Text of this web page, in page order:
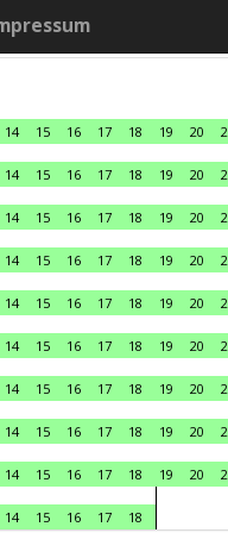
14 15 16 17 18 19 20
14 15 16 17 18 19 20
14 15 16 17 18 19 20
14 15 16 17 18 19 20
14 15 16 17 18 19 20
14 15 16 17 18 19 20
14 15 16 17 18 19 20
14 15 16 17 18 19 20
14 15 16 17 18 19 20
14 15 16 17 18